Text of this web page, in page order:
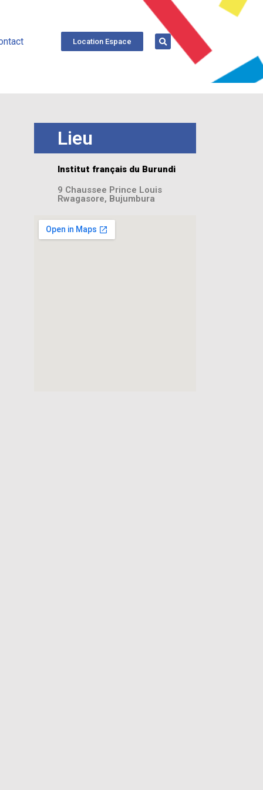
Location Espace
Lieu
Institut français du Burundi
9 Chaussee Prince Louis
Rwagasore, Bujumbura